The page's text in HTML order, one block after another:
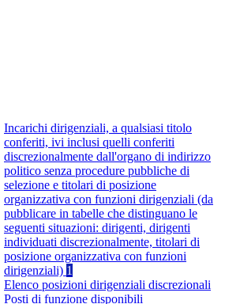
Incarichi dirigenziali, a qualsiasi titolo
conferiti, ivi inclusi quelli conferiti
discrezionalmente dall'organo di indirizzo
politico senza procedure pubbliche di
selezione e titolari di posizione
organizzativa con funzioni dirigenziali (da
pubblicare in tabelle che distinguano le
seguenti situazioni: dirigenti, dirigenti
individuati discrezionalmente, titolari di
posizione organizzativa con funzioni
dirigenziali) 1
Elenco posizioni dirigenziali discrezionali
Posti di funzione disponibili